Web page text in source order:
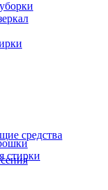
стирки
средства